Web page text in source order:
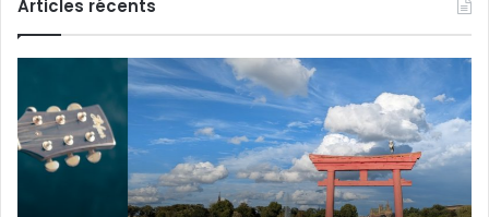
Articles récents
Metz
:
J-
avant
le
cinéma